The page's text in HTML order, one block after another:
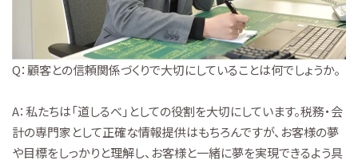
Q：顧客との信頼関係づくりで大切にしていることは何でしょうか。
A：私たちは「道しるべ」としての役割を大切にしています。税務・会
計の専門家として正確な情報提供はもちろんですが、お客様の夢
や目標をしっかりと理解し、お客様と一緒に夢を実現できるよう具